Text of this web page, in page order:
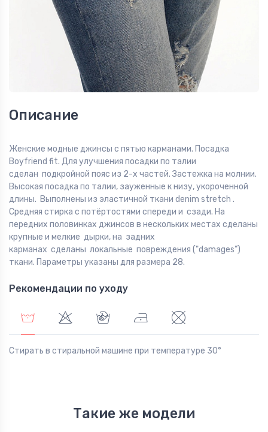
Описание
Женские модные джинсы с пятью карманами. Посадка
Boyfriend fit. Для улучшения посадки по талии
сделан подкройной пояс из 2-х частей. Застежка на молнии.
Высокая посадка по талии, зауженные к низу, укороченной
длины. Выполнены из эластичной ткани denim stretch .
Средняя стирка с потёртостями спереди и сзади. На
передних половинках джинсов в нескольких местах сделаны
крупные и мелкие дырки, на задних
карманах сделаны локальные повреждения ("damages")
ткани. Параметры указаны для размера 28.
Рекомендации по уходу
Стирать в стиральной машине при температуре 30°
Такие же модели